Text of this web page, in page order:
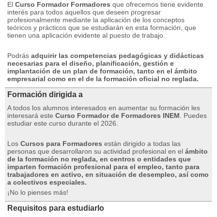
El Curso Formador Formadores que ofrecemos tiene evidente
interés para todos aquellos que deseen progresar
profesionalmente mediante la aplicación de los conceptos
teóricos y prácticos que se estudiarán en esta formación, que
tienen una aplicación evidente al puesto de trabajo.
Podrás adquirir las competencias pedagógicas y didácticas
necesarias para el diseño, planificación, gestión e
implantación de un plan de formación, tanto en el ámbito
empresarial como en el de la formación oficial no reglada.
Formación dirigida a
A todos los alumnos interesados ​​en aumentar su formación les
interesará este Curso Formador de Formadores INEM
Puedes
estudiar este curso durante el 2026.
Los Cursos para Formadores están dirigido a todas las
personas que desarrollaron su actividad profesional en el ámbito
de la formación no reglada, en centros o entidades que
imparten formación profesional para el empleo, tanto para
trabajadores en activo, en situación de desempleo, así como
a colectivos especiales.
¡No lo pienses más!
Requisitos para estudiarlo